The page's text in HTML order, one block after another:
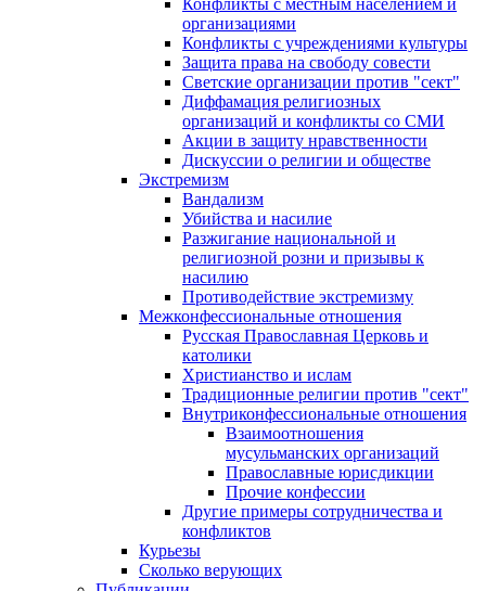
Конфликты с местным населением и
организациями
Конфликты с учреждениями культуры
Защита права на свободу совести
Светские организации против "сект"
Диффамация религиозных
организаций и конфликты со СМИ
Акции в защиту нравственности
Дискуссии о религии и обществе
Экстремизм
Вандализм
Убийства и насилие
Разжигание национальной и
религиозной розни и призывы к
насилию
Противодействие экстремизму
Межконфессиональные отношения
Русская Православная Церковь и
католики
Христианство и ислам
Традиционные религии против "сект"
Внутриконфессиональные отношения
Взаимоотношения
мусульманских организаций
Православные юрисдикции
Прочие конфессии
Другие примеры сотрудничества и
конфликтов
Курьезы
Сколько верующих